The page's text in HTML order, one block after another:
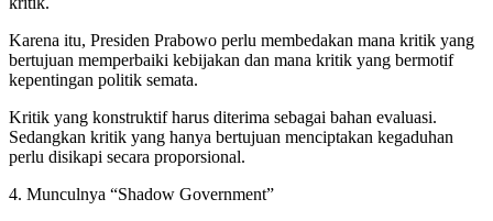
Karena itu, Presiden Prabowo perlu membedakan mana kritik yang
bertujuan memperbaiki kebijakan dan mana kritik yang bermotif
kepentingan politik semata.
Kritik yang konstruktif harus diterima sebagai bahan evaluasi.
Sedangkan kritik yang hanya bertujuan menciptakan kegaduhan
perlu disikapi secara proporsional.
4. Munculnya “Shadow Government”